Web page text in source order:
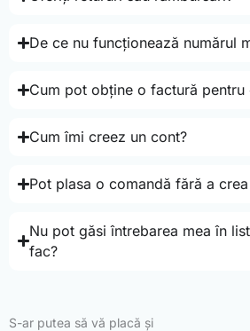
De ce nu funcționează numărul
Cum pot obține o factură pentru
Cum îmi creez un cont?
Pot plasa o comandă fără a
Nu pot găsi întrebarea mea în
fac?
S-ar putea să vă placă și